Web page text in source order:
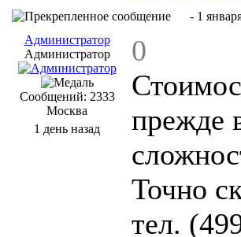
- 1
Администратор
Администратор
Сообщений: 2333
Москва
1 день назад
0
прежде
Точно
тел.